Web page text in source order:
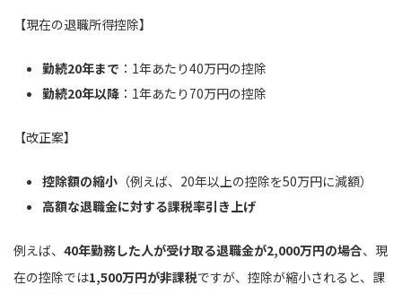
【現在の退職所得控除】
勤続20年まで ：1年あたり40万円の控除
勤続20年以降 ：1年あたり70万円の控除
【改正案】
控除額の縮小 （例えば、20年以上の控除を50万円に減額）
高額な退職金に対する課税率引き上げ
例えば、 40年勤務した人が受け取る退職金が2,000万円の場合、現
在の控除では1,500万円が非課税ですが、控除が縮小されると、課